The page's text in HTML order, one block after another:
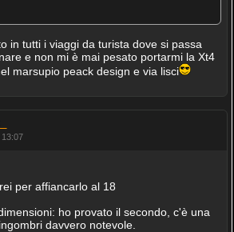
in tutti i viaggi da turista dove si passa
e non mi è mai pesato portarmi la Xt4
marsupio peack design e via lisci
per affiancarlo al 18
ho provato il secondo, c'è una
davvero notevole.